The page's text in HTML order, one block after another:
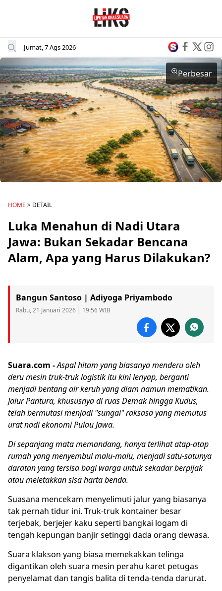
Jumat, 7 Ags 2026
Perbesar
HOME > DETAIL
Luka Menahun di Nadi Utara
Jawa: Bukan Sekadar Bencana
Alam, Apa yang Harus Dilakukan?
Bangun Santoso | Adiyoga Priyambodo
Rabu, 21 Januari 2026 | 19:56 WIB
Suara.com -Aspal hitam yang biasanya menderu oleh
deru mesin truk-truk logistik itu kini lenyap, berganti
menjadi bentang air keruh yang diam namun mematikan.
JalurPantura, khususnya di ruasDemakhinggaKudus,
telah bermutasi menjadi "sungai" raksasa yang memutus
urat nadi ekonomi Pulau Jawa.
Di sepanjang mata memandang, hanya terlihat atap-atap
rumah yang menyembul malu-malu, menjadi satu-satunya
daratan yang tersisa bagi warga untuk sekadar berpijak
atau meletakkan sisa harta benda.
Suasana mencekam menyelimuti jalur yang biasanya
tak pernah tidur ini. Truk-truk kontainer besar
terjebak, berjejer kaku seperti bangkai logam di
tengah kepungan banjirsetinggi dada orang dewasa.
Suara klakson yang biasa memekakkan telinga
digantikan oleh suara mesin perahu karet petugas
penyelamat dan tangis balita di tenda-tenda darurat.